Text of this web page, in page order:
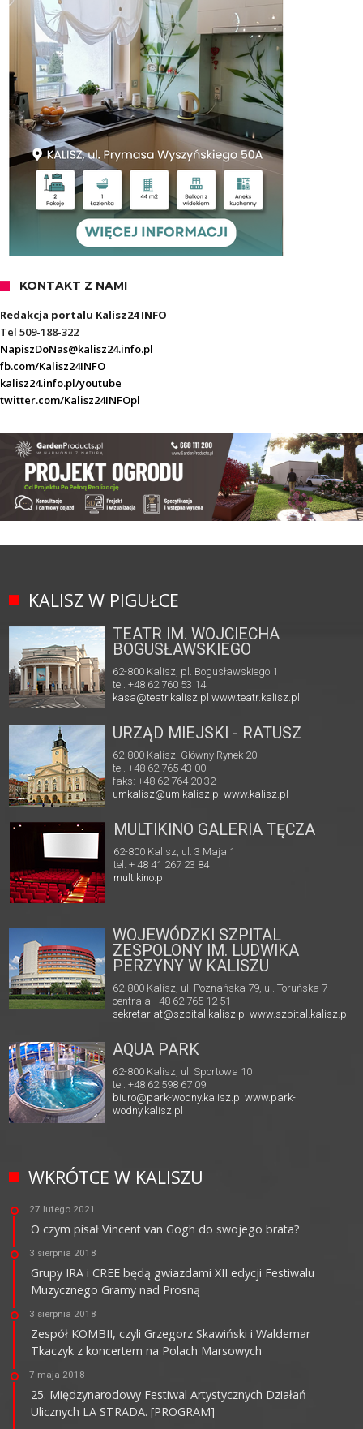
KONTAKT Z NAMI
Redakcja portalu Kalisz24 INFO
Tel 509-188-322
NapiszDoNas@kalisz24.info.pl
fb.com/Kalisz24INFO
kalisz24.info.pl/youtube
twitter.com/Kalisz24INFOpl
KALISZ W PIGUŁCE
TEATR IM. WOJCIECHA
BOGUSŁAWSKIEGO
62-800 Kalisz, pl. Bogusławskiego 1
tel. +48 62 760 53 14
kasa@teatr.kalisz.pl www.teatr.kalisz.pl
URZĄD MIEJSKI - RATUSZ
62-800 Kalisz, Główny Rynek 20
tel. +48 62 765 43 00
faks: +48 62 764 20 32
umkalisz@um.kalisz.plwww.kalisz.pl
MULTIKINO GALERIA TĘCZA
62-800 Kalisz, ul. 3 Maja 1
tel. + 48 41 267 23 84
multikino.pl
WOJEWÓDZKI SZPITAL
ZESPOLONY IM. LUDWIKA
PERZYNY W KALISZU
62-800 Kalisz, ul. Poznańska 79, ul. Toruńska 7
centrala +48 62 765 12 51
sekretariat@szpital.kalisz.pl www.szpital.kalisz.pl
AQUA PARK
62-800 Kalisz, ul. Sportowa 10
tel. +48 62 598 67 09
biuro@park-wodny.kalisz.pl www.park-
wodny.kalisz.pl
WKRÓTCE W KALISZU
27 lutego 2021
O czym pisał Vincent van Gogh do swojego brata?
3 sierpnia 2018
Grupy IRA i CREE będą gwiazdami XII edycji Festiwalu
Muzycznego Gramy nad Prosną
3 sierpnia 2018
Zespół KOMBII, czyli Grzegorz Skawiński i Waldemar
Tkaczyk z koncertem na Polach Marsowych
7 maja 2018
25. Międzynarodowy Festiwal Artystycznych Działań
Ulicznych LA STRADA. [PROGRAM]